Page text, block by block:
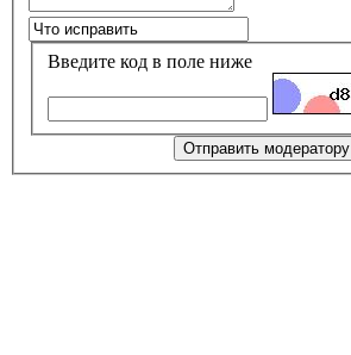
Введите код в поле ниже
Отправить модератору